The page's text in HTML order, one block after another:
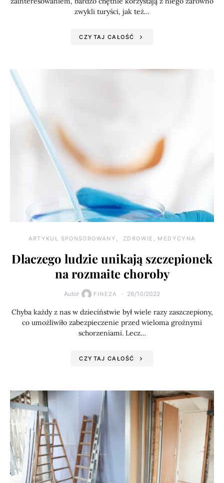
zwykli turyści, jak też…
CZYTAJ CAŁOŚĆ
ARTYKUŁ SPONSOROWANY ZDROWIE, MEDYCYNA
Dlaczego ludzie unikają szczepionek
na rozmaite choroby
Autor FINEZA 26/10/2022
Chyba każdy z nas w dzieciństwie był wiele razy zaszczepiony,
co umożliwiło zabezpieczenie przed wieloma groźnymi
schorzeniami. Lecz…
CZYTAJ CAŁOŚĆ